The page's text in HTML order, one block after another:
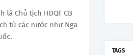
là Chủ tịch HĐQT CB
từ các nước như Nga
TAGS